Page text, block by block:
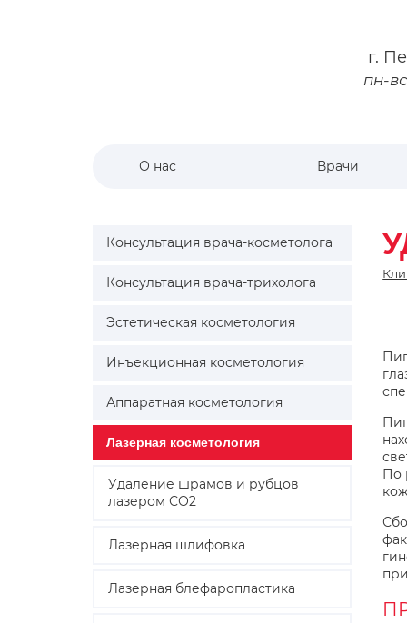
г.
пн-
О нас Врачи
По
Консультация врача-косметолога
Консультация врача-трихолога
Эстетическая косметология
Инъекционная косметология
Аппаратная косметология
Лазерная косметология
Удаление шрамов и рубцов
лазером СО2
Лазерная шлифовка
Лазерная блефаропластика